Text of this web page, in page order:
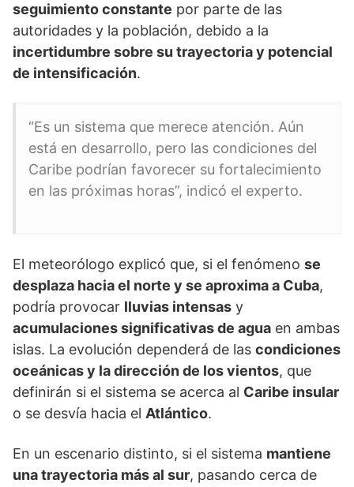
seguimiento constante por parte de las
autoridades y la población, debido a la
incertidumbre sobre su trayectoria y potencial
de intensificación.
“Es un sistema que merece atención. Aún
está en desarrollo, pero las condiciones del
Caribe podrían favorecer su fortalecimiento
en las próximas horas”, indicó el experto.
El meteorólogo explicó que, si el fenómeno se
desplaza hacia el norte y se aproxima a Cuba,
podría provocar lluvias intensas y
acumulaciones significativas de agua en ambas
islas. La evolución dependerá de las condiciones
oceánicas y la dirección de los vientos, que
definirán si el sistema se acerca al Caribe insular
o se desvía hacia el Atlántico.
En un escenario distinto, si el sistema mantiene
una trayectoria más al sur, pasando cerca de